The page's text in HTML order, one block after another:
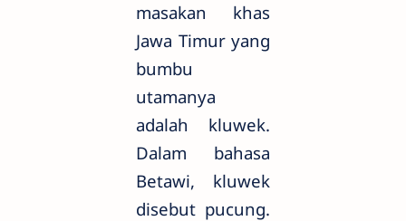
masakan khas
Jawa Timur yang
bumbu
utamanya
adalah kluwek.
Dalam bahasa
Betawi, kluwek
disebut pucung.